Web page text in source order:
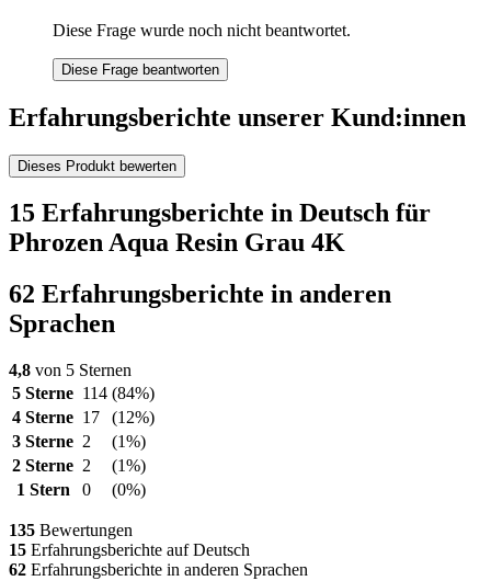
Diese Frage wurde noch nicht beantwortet.
Diese Frage beantworten
Erfahrungsberichte unserer Kund:innen
Dieses Produkt bewerten
15 Erfahrungsberichte in Deutsch für
Phrozen Aqua Resin Grau 4K
62 Erfahrungsberichte in anderen
Sprachen
4,8 von 5 Sternen
5 Sterne 114 (84%)
4 Sterne 17
(12%)
3 Sterne 2
(1%)
2 Sterne 2
(1%)
1 Stern
0 (0%)
135 Bewertungen
15 Erfahrungsberichte auf Deutsch
62 Erfahrungsberichte in anderen Sprachen